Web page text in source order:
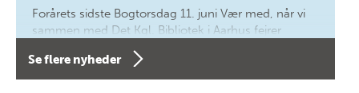
Forårets sidste Bogtorsdag 11. juni Vær med, når vi
sammen med Det Kgl. Bibliotek i Aarhus fejrer
forfatterne bag vores nyes…
Se flere nyheder